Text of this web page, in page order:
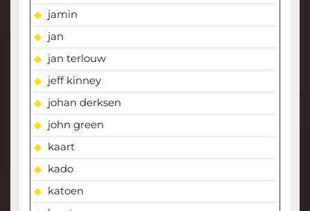
jamin
jan
jan terlouw
jeff kinney
johan derksen
john green
kaart
kado
katoen